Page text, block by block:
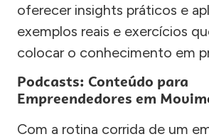
oferecer insights práticos e
exemplos reais e exercícios
colocar o conhecimento em
Podcasts: Conteúdo para
Empreendedores em
Com a rotina corrida de um